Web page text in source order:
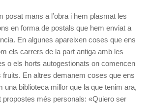
posat mans a l’obra i hem plasmat les
en forma de postals que hem enviat a
En algunes apareixen coses que ens
els carrers de la part antiga amb les
o els horts autogestionats on comencen
En altres demanem coses que ens
una biblioteca millor que la que tenim ara,
propostes més personals: «Quiero ser